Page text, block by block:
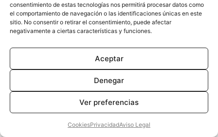
consentimiento de estas tecnologías nos permitirá procesar datos como
el comportamiento de navegación o las identificaciones únicas en este
sitio. No consentir o retirar el consentimiento, puede afectar
negativamente a ciertas características y funciones.
Aceptar
Denegar
Ver preferencias
CookiesPrivacidadAviso Legal